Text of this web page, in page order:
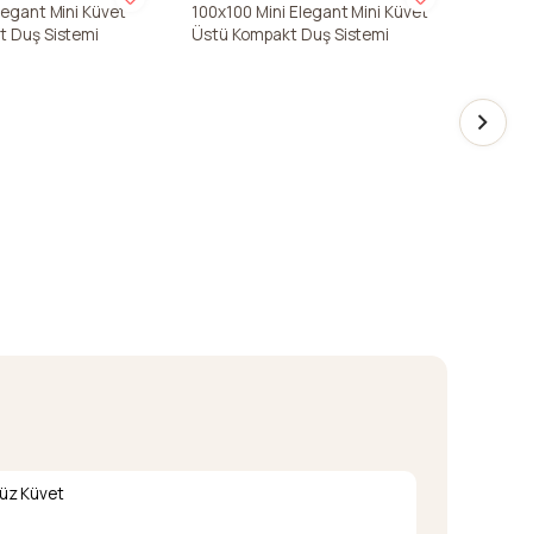
Mini Küvet
Duş Sistemi
100x100 Mini Elegant Mini Küvet
Üstü Kompakt Duş Sistemi
Küvet